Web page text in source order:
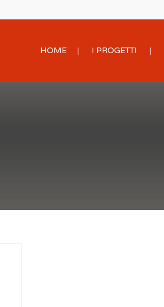
HOME I PROGETTI